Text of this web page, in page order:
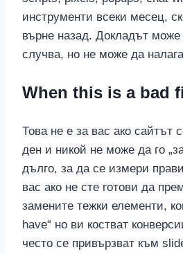
инструменти всеки месец,
върне назад. Докладът може
случва, но не може да
When this is a bad
Това не е за вас ако сайтът
ден и никой не може да го
дълго, за да се измери
вас ако не сте готови да
замените тежки елементи,
have“ но ви костват
често се привързват към